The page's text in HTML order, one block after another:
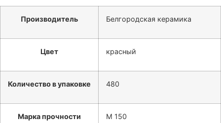
Производитель Белгородская керамика
Цвет красный
Количество в упаковке 480
Марка прочности М 150